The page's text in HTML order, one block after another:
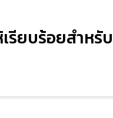
รียบร้อยสำหรั